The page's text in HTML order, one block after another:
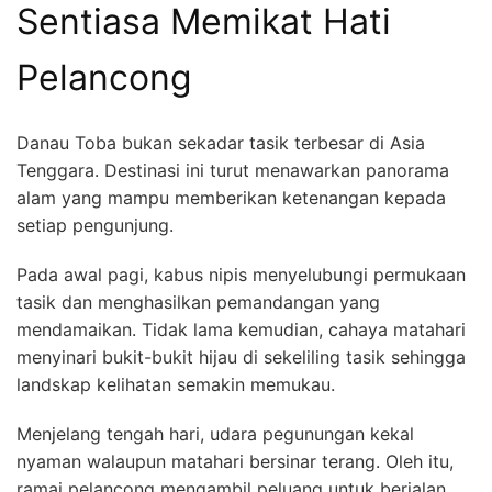
Sentiasa Memikat Hati
Pelancong
Danau Toba bukan sekadar tasik terbesar di Asia
Tenggara. Destinasi ini turut menawarkan panorama
alam yang mampu memberikan ketenangan kepada
setiap pengunjung.
Pada awal pagi, kabus nipis menyelubungi permukaan
tasik dan menghasilkan pemandangan yang
mendamaikan. Tidak lama kemudian, cahaya matahari
menyinari bukit-bukit hijau di sekeliling tasik sehingga
landskap kelihatan semakin memukau.
Menjelang tengah hari, udara pegunungan kekal
nyaman walaupun matahari bersinar terang. Oleh itu,